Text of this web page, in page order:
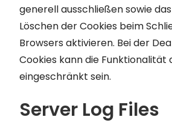
generell ausschließen sowie
Löschen der Cookies beim
Browsers aktivieren. Bei der
Cookies kann die Funktionalität
eingeschränkt sein.
Server Log Files